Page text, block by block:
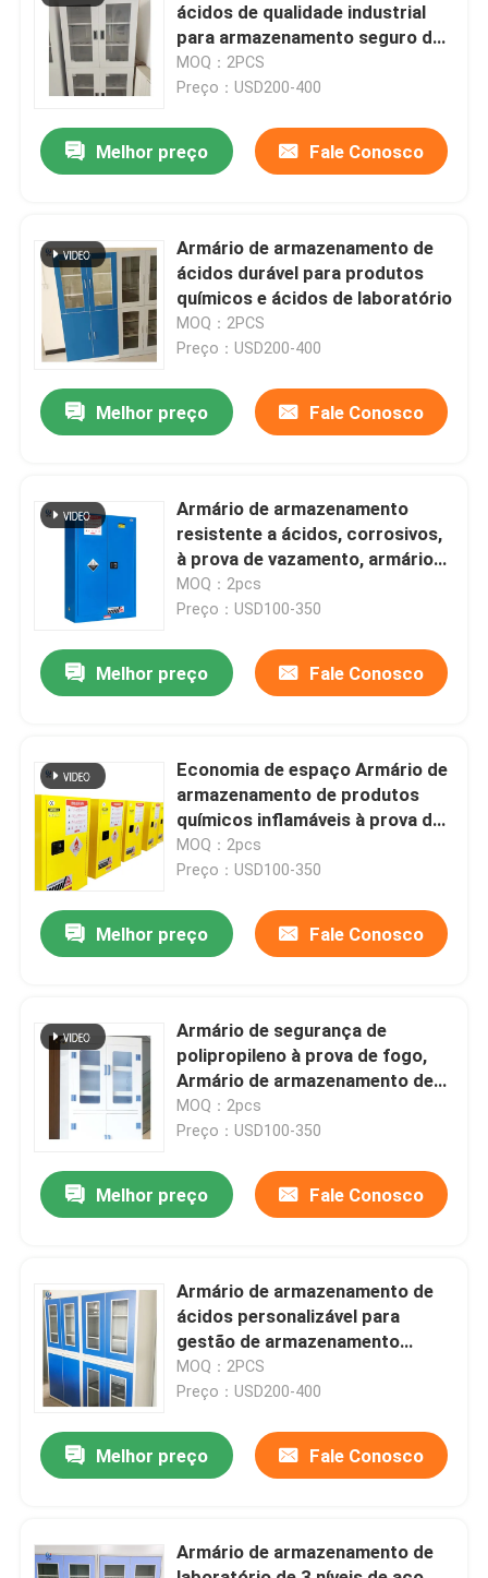
Casa
Show de RV
Fábrica
Controle de Qualidade
Fale Conosco
Pedir um orçamento
Capa das emanações do laboratório
ácidos de qualidade industrial
para armazenamento seguro de
produtos químicos
MOQ：2PCS
Preço：USD200-400
Melhor preço Fale Conosco
Armário de armazenamento de
ácidos durável para produtos
químicos e ácidos de laboratório
MOQ：2PCS
Preço：USD200-400
Melhor preço Fale Conosco
Armário de armazenamento
resistente a ácidos, corrosivos,
à prova de vazamento, armário
de segurança química de 110
litros.
MOQ：2pcs
Preço：USD100-350
Melhor preço Fale Conosco
Economia de espaço Armário de
armazenamento de produtos
químicos inflamáveis à prova de
explosão
MOQ：2pcs
Preço：USD100-350
Melhor preço Fale Conosco
Armário de segurança de
polipropileno à prova de fogo,
Armário de armazenamento de
laboratório resistente a
produtos químicos
MOQ：2pcs
Preço：USD100-350
Melhor preço Fale Conosco
Armário de armazenamento de
ácidos personalizável para
gestão de armazenamento
químico
MOQ：2PCS
Preço：USD200-400
Melhor preço Fale Conosco
Armário de armazenamento de